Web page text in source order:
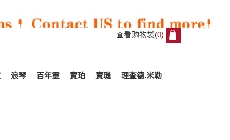
查看购物袋(0)
浪琴 百年靈 寶珀 寶璣 理查德.米勒